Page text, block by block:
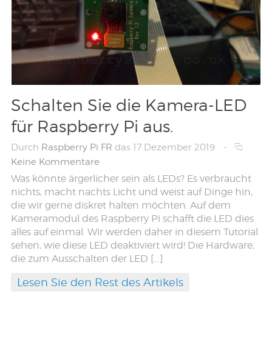
Schalten Sie die Kamera-LED
für Raspberry Pi aus.
Durch Raspberry Pi FR das 17 Dezember 2019
-
Keine Kommentare
Was könnte ärgerlicher sein als LEDs? Es verbraucht
nichts, macht nachts Licht und weist auf Dinge hin,
die wir gerne diskret halten möchten. Auf dem
Kameramodul des Raspberry Pi schafft die LED dies
alles auf einmal. Wir werden daher in diesem Tutorial
sehen, wie diese LED deaktiviert wird! Die Hardware,
die zum Ausschalten der LED […]
Lesen Sie den Rest des Artikels